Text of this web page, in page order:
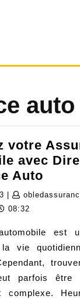
auto
votre
avec
Auto
votre
avec
Auto
16
juillet
08:32
est
vie
parfois être
complexe.